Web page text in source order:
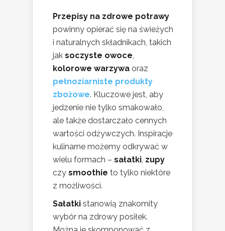
Przepisy na zdrowe potrawy
powinny opierać się na świeżych
i naturalnych składnikach, takich
jak soczyste owoce,
kolorowe warzywa oraz
pełnoziarniste produkty
zbożowe. Kluczowe jest, aby
jedzenie nie tylko smakowało,
ale także dostarczało cennych
wartości odżywczych. Inspiracje
kulinarne możemy odkrywać w
wielu formach – sałatki, zupy
czy smoothie to tylko niektóre
z możliwości.
Sałatki stanowią znakomity
wybór na zdrowy posiłek.